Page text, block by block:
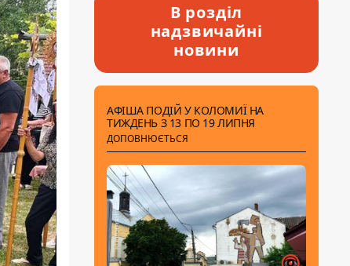
В розділ
надзвичайні
новини
АФІША ПОДІЙ У КОЛОМИЇ НА
ТИЖДЕНЬ З 13 ПО 19 ЛИПНЯ
ДОПОВНЮЄТЬСЯ